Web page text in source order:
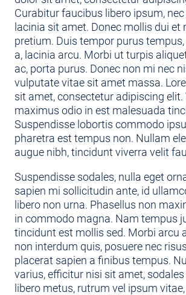
Curabitur faucibus libero ipsum,
lacinia sit amet. Donec mollis dui et
pretium. Duis tempor purus
a, lacinia arcu. Morbi ut turpis
ac, porta purus. Donec non mi nec
vulputate vitae sit amet massa.
sit amet, consectetur adipiscing elit.
maximus odio in est malesuada
Suspendisse lobortis commodo
pharetra est tempus non. Nullam
augue nibh, tincidunt viverra velit
Suspendisse sodales, nulla eget
sapien mi sollicitudin ante, id
libero non urna. Phasellus non
in commodo magna. Nam tempus
tincidunt est mollis sed. Morbi arcu
non interdum quis, posuere nec
placerat sapien a finibus tempus.
varius, efficitur nisi sit amet,
libero metus, rutrum vel ipsum